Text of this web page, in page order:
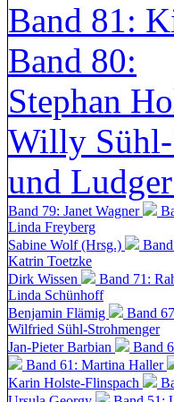
Band 81:
Band 80:
Stephan
Willy Sühl-
und
Band 79: Janet Wagner
Linda Freyberg
Sabine Wolf (Hrsg.)
Katrin Toetzke
Dirk Wissen
Band 71:
Linda Schünhoff
Benjamin Flämig
Band
Wilfried Sühl-Strohmenger
Jan-Pieter Barbian
Band
Band 61: Martina Haller
Karin Holste-Flinspach